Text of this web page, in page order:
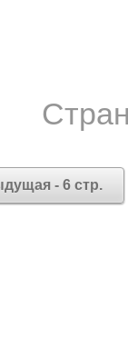
- 6 стр.